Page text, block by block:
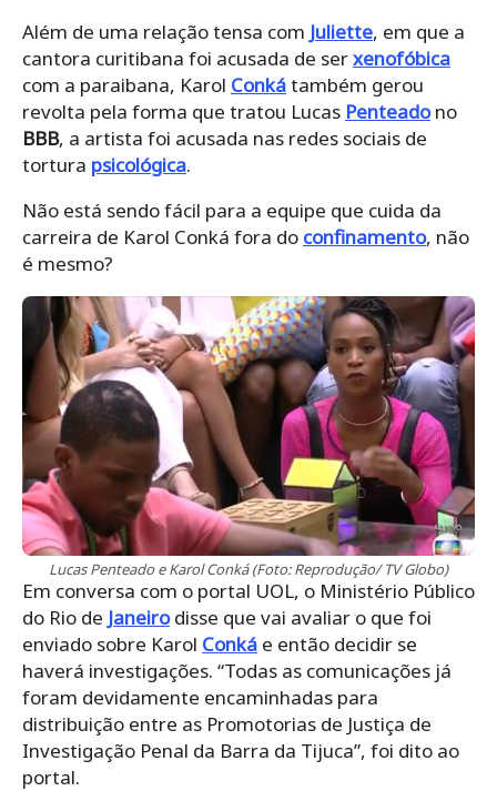
Além de uma relação tensa com Juliette, em que a
cantora curitibana foi acusada de serxenofóbica
com a paraibana, Karol Conkátambém gerou
revolta pela forma que tratou Lucas Penteadono
BBB, a artista foi acusada nas redes sociais de
tortura psicológica.
Não está sendo fácil para a equipe que cuida da
carreira de Karol Conká fora do confinamento, não
é mesmo?
Lucas Penteado e Karol Conká (Foto: Reprodução/ TV Globo)
Em conversa com o portal UOL, o Ministério Público
do Rio de Janeirodisse que vai avaliar o que foi
enviado sobre Karol Conká e então decidir se
haverá investigações. “Todas as comunicações já
foram devidamente encaminhadas para
distribuição entre as Promotorias de Justiça de
Investigação Penal da Barra da Tijuca”, foi dito ao
portal.